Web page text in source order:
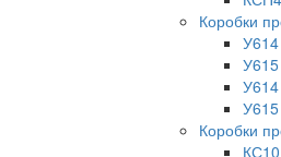
Коробки
Коробки